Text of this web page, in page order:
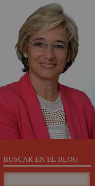
BUSCAR EN EL BLOG